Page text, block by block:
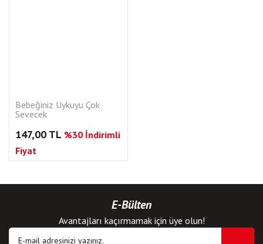
Bebeğiniz Uykuyu Çok
Sevecek
147,00 TL %30 İndirimli
Fiyat
E-Bülten
Avantajları kaçırmamak için üye olun!